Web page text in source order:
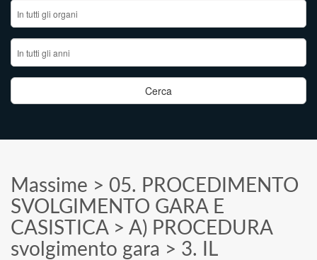
Massime > 05. PROCEDIMENTO
SVOLGIMENTO GARA E
CASISTICA> A) PROCEDURA
svolgimento gara > 3. IL